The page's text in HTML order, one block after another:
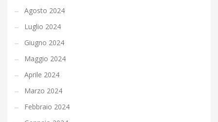
Agosto 2024
Luglio 2024
Giugno 2024
Maggio 2024
Aprile 2024
Marzo 2024
Febbraio 2024